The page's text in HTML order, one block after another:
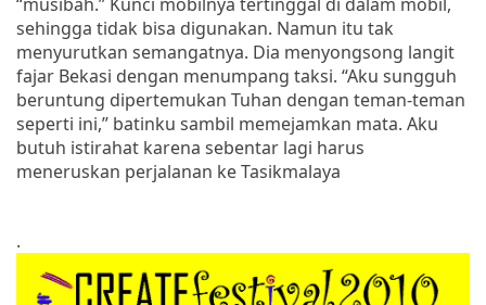
sehingga tidak bisa digunakan. Namun itu tak
menyurutkan semangatnya. Dia menyongsong langit
fajar Bekasi dengan menumpang taksi. “Aku sungguh
beruntung dipertemukan Tuhan dengan teman-teman
seperti ini,” batinku sambil memejamkan mata. Aku
butuh istirahat karena sebentar lagi harus
meneruskan perjalanan ke Tasikmalaya
.